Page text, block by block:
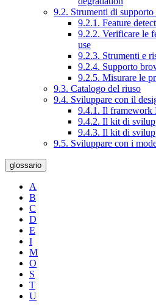
9.2. Strumenti di
9.2.1. Feature
9.2.2. Verificare le
use
9.2.3. Strumenti e
9.2.4. Supporto
9.2.5. Misurare le
9.3. Catalogo del riuso
9.4. Sviluppare con il
9.4.1. Il framework
9.4.2. Il kit di
9.4.3. Il kit di
9.5. Sviluppare con i
glossario
A
B
C
D
E
I
M
O
S
T
U